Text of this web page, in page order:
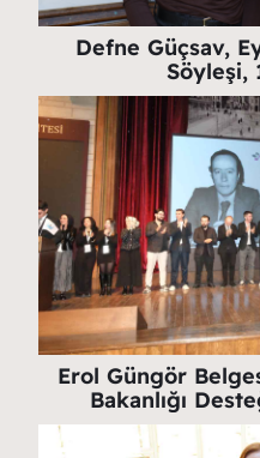
Defne Güçsav,
Söyleşi,
Erol Güngör
Bakanlığı